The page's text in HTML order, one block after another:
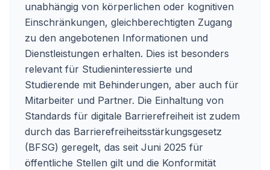
unabhängig von körperlichen oder kognitiven
Einschränkungen, gleichberechtigten Zugang
zu den angebotenen Informationen und
Dienstleistungen erhalten. Dies ist besonders
relevant für Studieninteressierte und
Studierende mit Behinderungen, aber auch für
Mitarbeiter und Partner. Die Einhaltung von
Standards für digitale Barrierefreiheit ist zudem
durch das Barrierefreiheitsstärkungsgesetz
(BFSG) geregelt, das seit Juni 2025 für
öffentliche Stellen gilt und die Konformität